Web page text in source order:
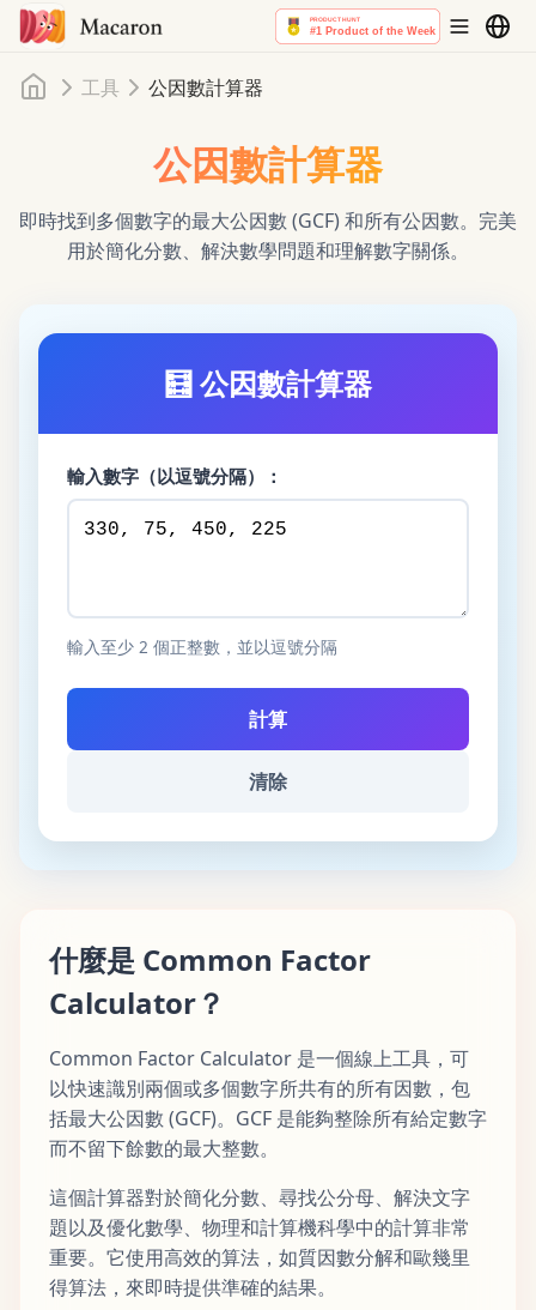
首頁工具 公因數計算器
公因數計算器
即時找到多個數字的最大公因數 (GCF) 和所有公因數。完美
用於簡化分數、解決數學問題和理解數字關係。
🧮公因數計算器
輸入數字（以逗號分隔）：
輸入至少 2 個正整數，並以逗號分隔
計算
清除
什麼是 Common Factor
Calculator？
Common Factor Calculator 是一個線上工具，可
以快速識別兩個或多個數字所共有的所有因數，包
括最大公因數 (GCF)。GCF 是能夠整除所有給定數字
而不留下餘數的最大整數。
這個計算器對於簡化分數、尋找公分母、解決文字
題以及優化數學、物理和計算機科學中的計算非常
重要。它使用高效的算法，如質因數分解和歐幾里
得算法，來即時提供準確的結果。